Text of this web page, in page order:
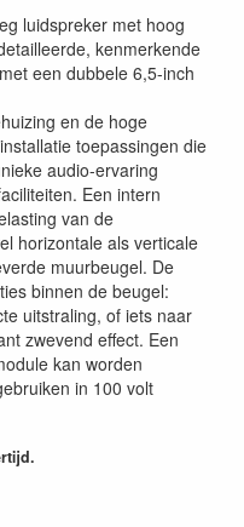
luidspreker met hoog
kenmerkende
een dubbele 6,5-inch
en de hoge
toepassingen die
audio-ervaring
Een intern
van de
horizontale als verticale
muurbeugel. De
binnen de beugel:
uitstraling, of iets naar
zwevend effect. Een
kan worden
in 100 volt